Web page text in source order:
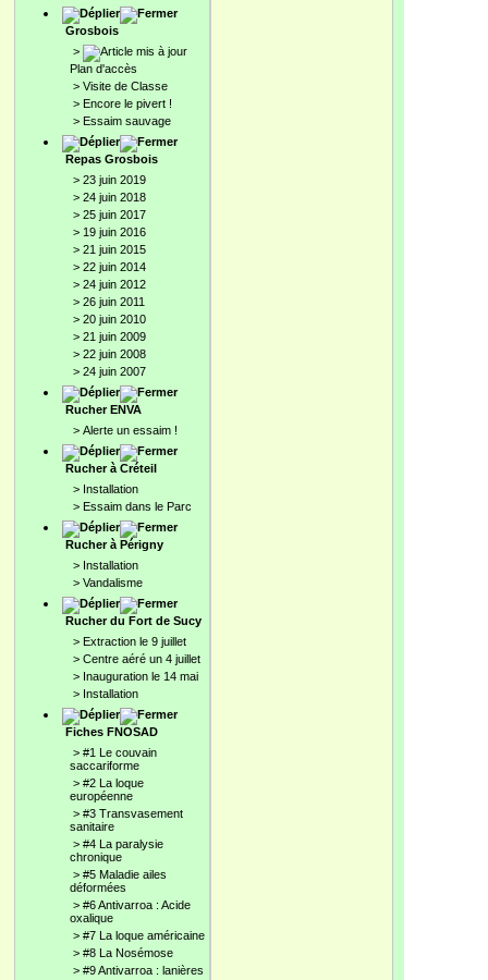
Grosbois
>
Plan d'accès
> Visite de Classe
> Encore le pivert !
> Essaim sauvage
Repas Grosbois
> 23 juin 2019
> 24 juin 2018
> 25 juin 2017
> 19 juin 2016
> 21 juin 2015
> 22 juin 2014
> 24 juin 2012
> 26 juin 2011
> 20 juin 2010
> 21 juin 2009
> 22 juin 2008
> 24 juin 2007
Rucher ENVA
> Alerte un essaim !
Rucher à Créteil
> Installation
> Essaim dans le Parc
Rucher à Périgny
> Installation
> Vandalisme
Rucher du Fort de Sucy
> Extraction le 9 juillet
> Centre aéré un 4 juillet
> Inauguration le 14 mai
> Installation
Fiches FNOSAD
> #1 Le couvain
saccariforme
> #2 La loque
européenne
> #3 Transvasement
sanitaire
> #4 La paralysie
chronique
> #5 Maladie ailes
déformées
> #6 Antivarroa : Acide
oxalique
> #7 La loque américaine
> #8 La Nosémose
> #9 Antivarroa : lanières